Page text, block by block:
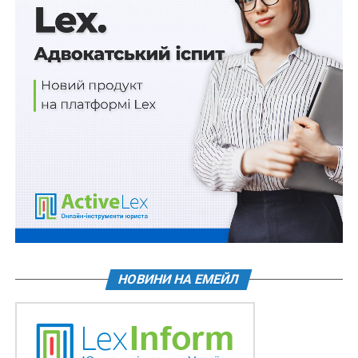
погодженими із суб’єктами інтегрованого управління
кордонами;
3) проведення аналітичних досліджень з оцінки
загроз і ризиків у сфері інтегрованого управління
кордонами та ефективності інтегрованого управління
4) підготовка пропозицій та рекомендацій щодо
налагодження міжвідомчого обміну інформацією між
суб’єктами інтегрованого управління кордонами з
питань координації інтегрованого управління
Схожі статті:
НОВИНИ НА ЕМЕЙЛ